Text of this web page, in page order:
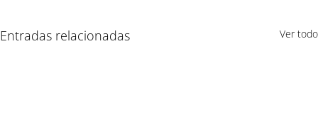
Entradas relacionadas Ver todo